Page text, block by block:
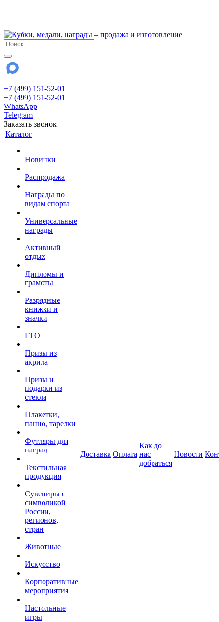
+7 (499) 151-52-01
+7 (499) 151-52-01
WhatsApp
Telegram
Заказать звонок
Каталог
Новинки
Распродажа
Награды по
видам спорта
Универсальные
награды
Активный
отдых
Дипломы и
грамоты
Разрядные
книжки и
значки
ГТО
Призы из
акрила
Призы и
подарки из
стекла
Плакетки,
панно, тарелки
Футляры для
наград
Текстильная
продукция
Сувениры с
символикой
России,
регионов,
стран
Животные
Искусство
Корпоративные
мероприятия
Настольные
игры
Доставка Оплата
Как до
нас
добраться
Новости